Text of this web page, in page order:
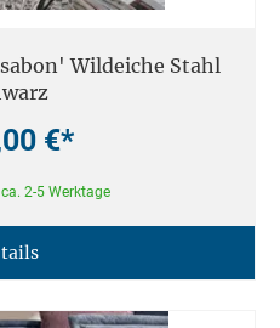
Wildeiche Stahl
€*
2-5 Werktage